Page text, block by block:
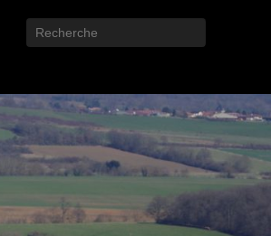
Recherche